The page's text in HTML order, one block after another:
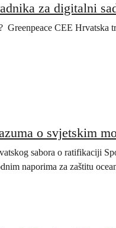
za digitalni
CEE Hrvatska
o svjetskim
sabora o ratifikaciji
naporima za zaštitu